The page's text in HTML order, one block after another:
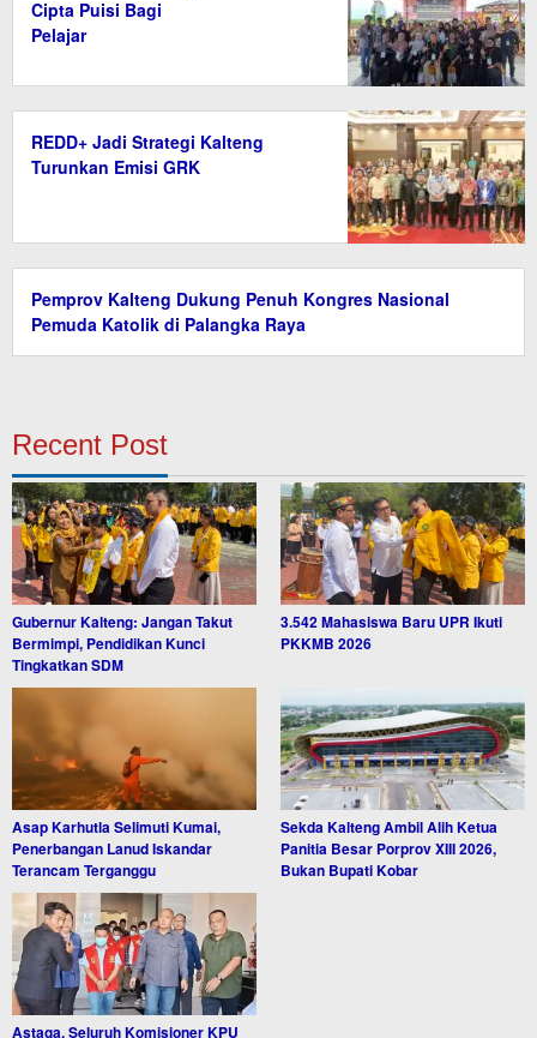
Cipta Puisi Bagi
Pelajar
REDD+ Jadi Strategi Kalteng
Turunkan Emisi GRK
Pemprov Kalteng Dukung Penuh Kongres Nasional
Pemuda Katolik di Palangka Raya
Recent Post
Gubernur Kalteng: Jangan Takut
Bermimpi, Pendidikan Kunci
Tingkatkan SDM
3.542 Mahasiswa Baru UPR Ikuti
PKKMB 2026
Asap Karhutla Selimuti Kumai,
Penerbangan Lanud Iskandar
Terancam Terganggu
Sekda Kalteng Ambil Alih Ketua
Panitia Besar Porprov XIII 2026,
Bukan Bupati Kobar
Astaga, Seluruh Komisioner KPU